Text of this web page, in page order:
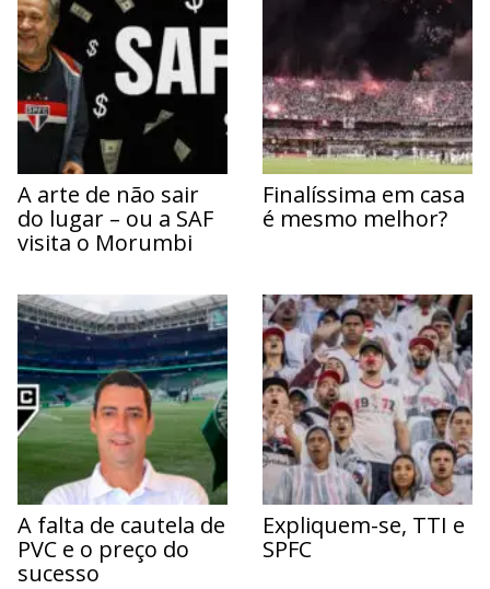
A arte de não sair
do lugar – ou a SAF
visita o Morumbi
Finalíssima em casa
é mesmo melhor?
A falta de cautela de
PVC e o preço do
sucesso
Expliquem-se, TTI e
SPFC